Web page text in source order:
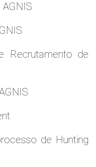
Recrutamento de
de Hunting